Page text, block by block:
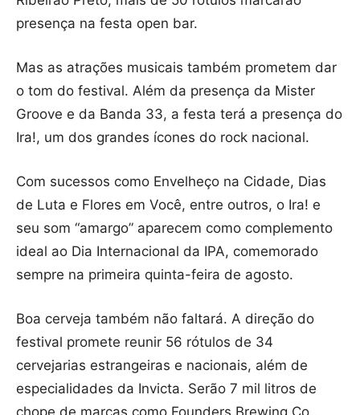
presença na festa open bar.
Mas as atrações musicais também prometem dar
o tom do festival. Além da presença da Mister
Groove e da Banda 33, a festa terá a presença do
Ira!, um dos grandes ícones do rock nacional.
Com sucessos como Envelheço na Cidade, Dias
de Luta e Flores em Você, entre outros, o Ira! e
seu som “amargo” aparecem como complemento
ideal ao Dia Internacional da IPA, comemorado
sempre na primeira quinta-feira de agosto.
Boa cerveja também não faltará. A direção do
festival promete reunir 56 rótulos de 34
cervejarias estrangeiras e nacionais, além de
especialidades da Invicta. Serão 7 mil litros de
chope de marcas como Founders Brewing Co.,